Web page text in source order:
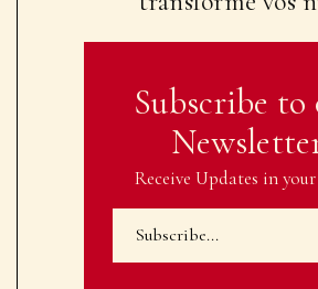
Subscribe to
Receive Updates in